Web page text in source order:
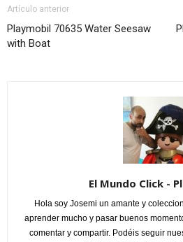
Artículo anterior
Playmobil 70635 Water Seesaw
with Boat
El Mundo Click -
Hola soy Josemi un amante y
aprender mucho y pasar buenos
comentar y compartir. Podéis seguir